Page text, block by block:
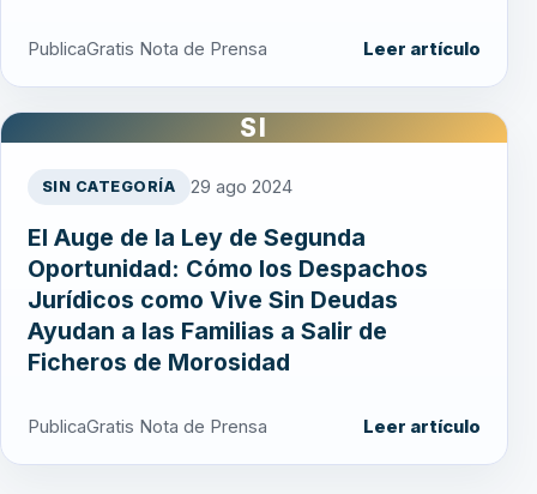
PublicaGratis Nota de Prensa Leer artículo
SI
SIN CATEGORÍA 29 ago 2024
El Auge de la Ley de Segunda
Oportunidad: Cómo los Despachos
Jurídicos como Vive Sin Deudas
Ayudan a las Familias a Salir de
Ficheros de Morosidad
PublicaGratis Nota de Prensa Leer artículo